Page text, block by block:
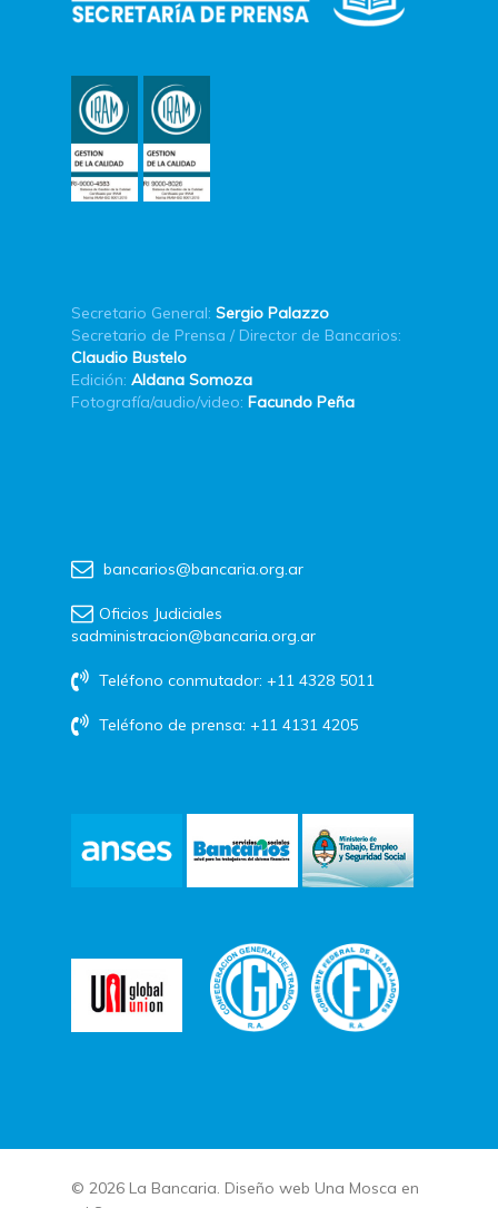
Secretario General: Sergio Palazzo
Secretario de Prensa / Director de Bancarios:
Claudio Bustelo
Edición: Aldana Somoza
Fotografía/audio/video: Facundo Peña
bancarios@bancaria.org.ar
Oficios Judiciales
sadministracion@bancaria.org.ar
Teléfono conmutador: +11 4328 5011
Teléfono de prensa: +11 4131 4205
© 2026 La Bancaria. Diseño web Una Mosca en